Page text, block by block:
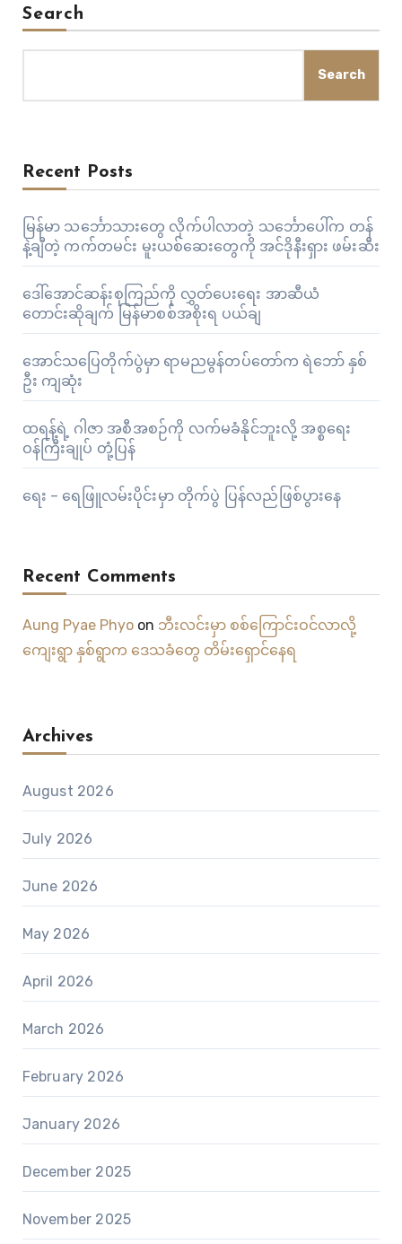
Search
Search
Recent Posts
မြန်မာ သင်္ဘောသားတွေ လိုက်ပါလာတဲ့ သင်္ဘောပေါ်က တန်
နဲ့ချီတဲ့ ကက်တမင်း မူးယစ်ဆေးတွေကို အင်ဒိုနီးရှား ဖမ်းဆီး
ဒေါ်အောင်ဆန်းစုကြည်ကို လွှတ်ပေးရေး အာဆီယံ
တောင်းဆိုချက် မြန်မာစစ်အစိုးရ ပယ်ချ
အောင်သပြေတိုက်ပွဲမှာ ရာမညမွန်တပ်တော်က ရဲဘော် နှစ်
ဦး ကျဆုံး
ထရန့်ရဲ့ ဂါဇာ အစီအစဉ်ကို လက်မခံနိုင်ဘူးလို့ အစ္စရေး
ဝန်ကြီးချုပ် တုံ့ပြန်
ရေး – ရေဖြူလမ်းပိုင်းမှာ တိုက်ပွဲ ပြန်လည်ဖြစ်ပွားနေ
Recent Comments
Aung Pyae Phyoon ဘီးလင်းမှာ စစ်ကြောင်းဝင်လာလို့
ကျေးရွာ နှစ်ရွာက ဒေသခံတွေ တိမ်းရှောင်နေရ
Archives
August 2026
July 2026
June 2026
May 2026
April 2026
March 2026
February 2026
January 2026
December 2025
November 2025